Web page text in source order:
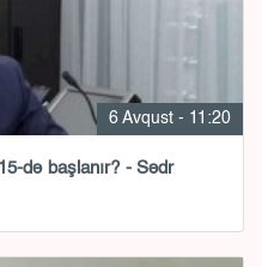
6 Avqust - 11:20
də başlanır? - Sədr